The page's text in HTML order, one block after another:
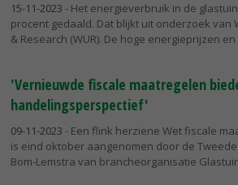
15-11-2023 - Het energieverbruik in de
procent gedaald. Dat blijkt uit onderzoek van
& Research (WUR). De hoge energieprijzen
'Vernieuwde fiscale maatregelen
handelingsperspectief'
09-11-2023 - Een flink herziene Wet fiscale
is eind oktober aangenomen door de
Bom-Lemstra van brancheorganisatie